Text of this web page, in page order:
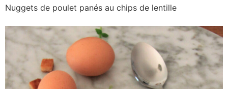
Nuggets de poulet panés au chips de lentille